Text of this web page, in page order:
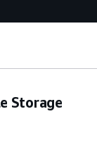
Storage